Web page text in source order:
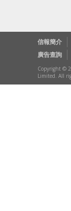
信報簡介
廣告查詢
Copyright ©
Limited. All